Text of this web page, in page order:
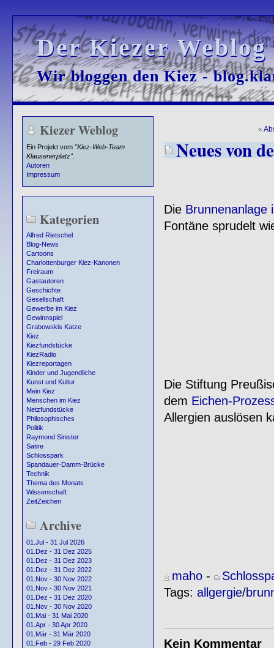
Der Kiezer
Der Kiezer
Wir bloggen den Kiez -
Wir bloggen den Kiez -
Kiezer Weblog
Ein Projekt vom "Kiez-Web-Team
Klausenerplatz".
Autoren
Impressum
Kategorien
Alfred Rietschel
Blog-News
Cartoons
Charlottenburger Kiez-Kanonen
Freiraum
Gastautoren
Geschichte
Gesellschaft
Gewerbe im Kiez
Gewinnspiel
Grabowskis Katze
Kiez
Kiezfundstücke
KiezRadio
Kiezreportagen
Kinder und Jugendliche
Kunst und Kultur
Mein Kiez
Menschen im Kiez
Netzfundstücke
Philosophisches
Politik
Raymond Sinister
Satire
Schlosspark
Spandauer-Damm-Brücke
Technik
Thema des Monats
Wissenschaft
ZeitZeichen
Archive
01.Jul - 31 Jul 2026
01.Dez - 31 Dez 2025
01.Dez - 31 Dez 2023
01.Dez - 31 Dez 2022
01.Nov - 30 Nov 2022
01.Nov - 30 Nov 2021
01.Dez - 31 Dez 2020
01.Nov - 30 Nov 2020
01.Mai - 31 Mai 2020
01.Apr - 30 Apr 2020
01.Mär - 31 Mär 2020
01.Feb - 29 Feb 2020
«
Neues von
Die Brunnenanlage
Fontäne sprudelt
Die Stiftung
dem Eichen-
Allergien auslösen
maho-
Tags: allgergie/
Kein Kommentar